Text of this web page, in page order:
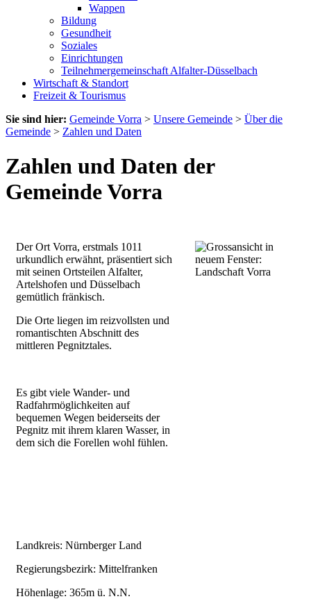
Wappen
Bildung
Gesundheit
Soziales
Einrichtungen
Teilnehmergemeinschaft Alfalter-Düsselbach
Wirtschaft & Standort
Freizeit & Tourismus
Sie sind hier: Gemeinde Vorra > Unsere Gemeinde > Über die
Gemeinde > Zahlen und Daten
Zahlen und Daten der
Gemeinde Vorra
Der Ort Vorra, erstmals 1011
urkundlich erwähnt, präsentiert sich
mit seinen Ortsteilen Alfalter,
Artelshofen und Düsselbach
gemütlich fränkisch.
Die Orte liegen im reizvollsten und
romantischten Abschnitt des
mittleren Pegnitztales.
Es gibt viele Wander- und
Radfahrmöglichkeiten auf
bequemen Wegen beiderseits der
Pegnitz mit ihrem klaren Wasser, in
dem sich die Forellen wohl fühlen.
Landkreis: Nürnberger Land
Regierungsbezirk: Mittelfranken
Höhenlage: 365m ü. N.N.